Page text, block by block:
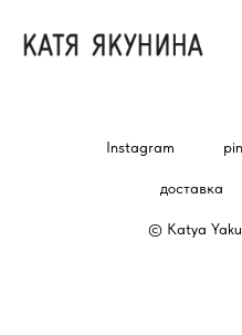
Instagram
доставка
© Katya